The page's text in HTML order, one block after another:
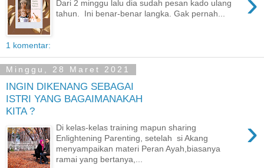
Dari 2 minggu lalu dia sudah pesan kado ulang
tahun. Ini benar-benar langka. Gak pernah...
1 komentar:
Minggu, 28 Maret 2021
INGIN DIKENANG SEBAGAI
ISTRI YANG BAGAIMANAKAH
KITA ?
›
Di kelas-kelas training mapun sharing
Enlightening Parenting, setelah si Akang
menyampaikan materi Peran Ayah,biasanya
ramai yang bertanya,...